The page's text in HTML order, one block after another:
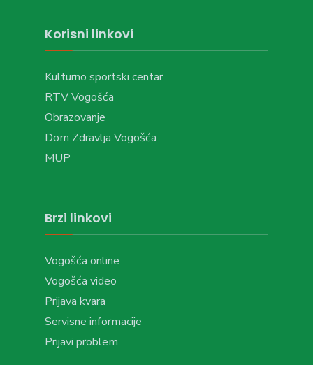
Korisni linkovi
Kulturno sportski centar
RTV Vogošća
Obrazovanje
Dom Zdravlja Vogošća
MUP
Brzi linkovi
Vogošća online
Vogošća video
Prijava kvara
Servisne informacije
Prijavi problem